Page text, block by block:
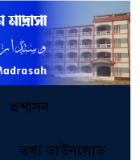
প্রশাসন
তথ্য ডাউনলোড